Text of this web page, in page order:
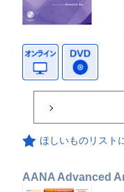
ほしいものリスト
AANA Advanced